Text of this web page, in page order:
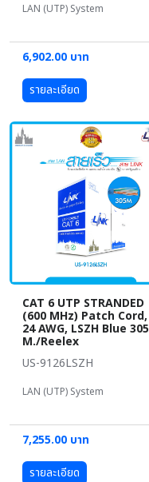
LAN (UTP) System
6,902.00 บาท
รายละเอียด
CAT 6 UTP STRANDED
(600 MHz) Patch Cord,
24 AWG, LSZH Blue 305
M./Reelex
US-9126LSZH
LAN (UTP) System
7,255.00 บาท
รายละเอียด